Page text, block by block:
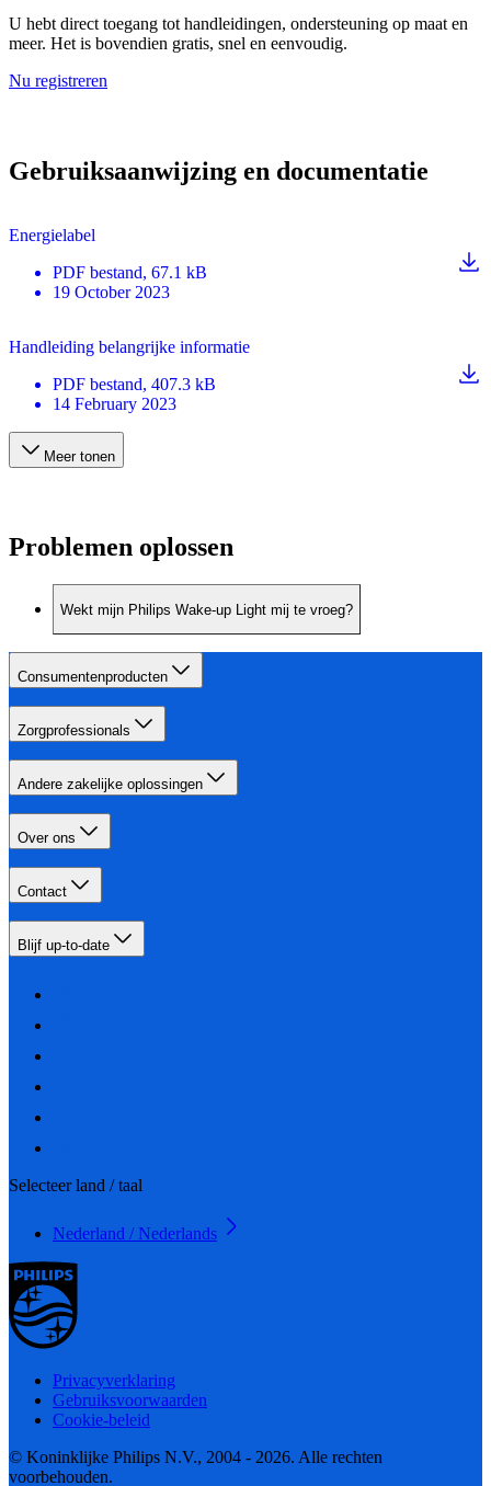
U hebt direct toegang tot handleidingen, ondersteuning op maat en
meer. Het is bovendien gratis, snel en eenvoudig.
Nu registreren
Gebruiksaanwijzing en documentatie
Energielabel
PDF bestand, 67.1 kB
19 October 2023
Handleiding belangrijke informatie
PDF bestand, 407.3 kB
14 February 2023
Meer tonen
Problemen oplossen
Wekt mijn Philips Wake-up Light mij te vroeg?
Consumentenproducten
Zorgprofessionals
Andere zakelijke oplossingen
Over ons
Contact
Blijf up-to-date
Selecteer land / taal
Nederland / Nederlands
Privacyverklaring
Gebruiksvoorwaarden
Cookie-beleid
© Koninklijke Philips N.V., 2004 - 2026. Alle rechten
voorbehouden.